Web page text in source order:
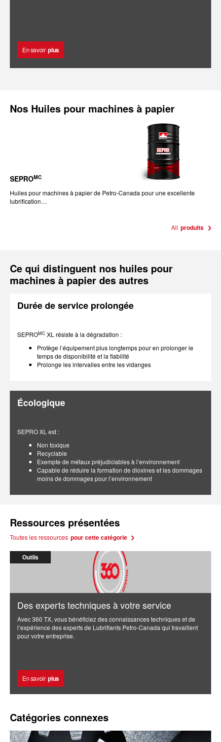
En savoir plus
Nos Huiles pour machines à papier
SEPROMC
Huiles pour machines à papier de Petro-Canada pour une excellente
lubrification…
All produits
Ce qui distinguent nos huiles pour
machines à papier des autres
Durée de service prolongée
SEPROMC XL résiste à la dégradation :
Protège l’équipement plus longtemps pour en prolonger le
temps de disponibilité et la fiabilité
Prolonge les intervalles entre les vidanges
Écologique
SEPRO XL est :
Non toxique
Recyclable
Exempte de métaux préjudiciables à l’environnement
Capable de réduire la formation de dioxines et les dommages
moins de dommages pour l’environnement
Ressources présentées
Toutes les ressources pour cette catégorie
Outils
Des experts techniques à votre service
Avec 360 TX, vous bénéficiez des connaissances techniques et de
l’expérience des experts de Lubrifiants Petro-Canada qui travaillent
pour votre entreprise.
En savoir plus
Catégories connexes